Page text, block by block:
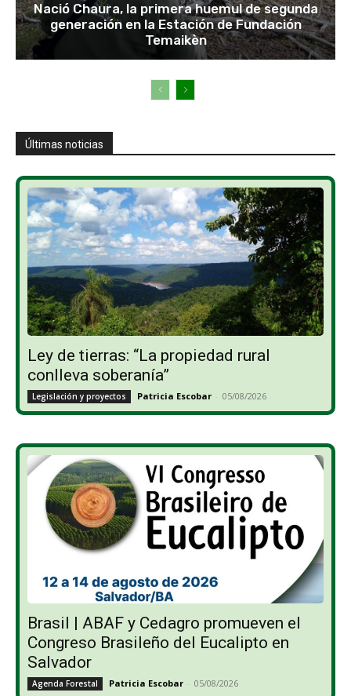
Nació Chaura, la primera huemul de segunda
generación en la Estación de Fundación
Temaikèn
Últimas noticias
Ley de tierras: “La propiedad rural
conlleva soberanía”
Legislación y proyectos Patricia Escobar - 05/08/2026
Brasil | ABAF y Cedagro promueven el
Congreso Brasileño del Eucalipto en
Salvador
Agenda Forestal Patricia Escobar - 05/08/2026